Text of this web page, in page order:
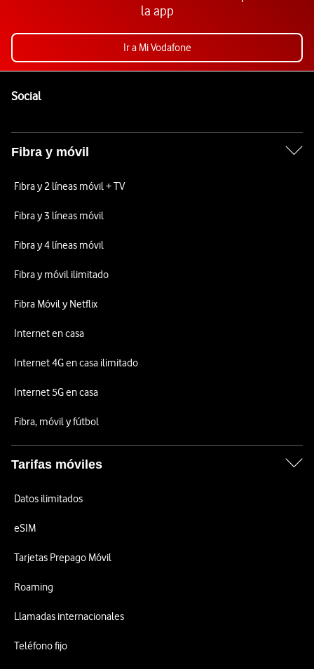
la app
Ir a Mi Vodafone
SocialEnlaces a las redes sociales de Vodafone
Fibra y móvil
Fibra y 2 líneas móvil + TV
Fibra y 3 líneas móvil
Fibra y 4 líneas móvil
Fibra y móvil ilimitado
Fibra Móvil y Netflix
Internet en casa
Internet 4G en casa ilimitado
Internet 5G en casa
Fibra, móvil y fútbol
Tarifas móviles
Datos ilimitados
eSIM
Tarjetas Prepago Móvil
Roaming
Llamadas internacionales
Teléfono fijo